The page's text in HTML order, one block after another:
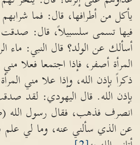
يأكل من أطرافها، قال: فما
فيها تسمى سلسبيلاً، قال:
أسألك عن الولد؟ قال النبي: ماء
المرأة أصفر، فإذا اجتمعا فعلا
ذكراً بإذن الله، وإذا علا مني
بإذن الله. قال اليهودي: لقد
انصرف فذهب، فقال رسول الله
عن الذي سألني عنه، وما لي